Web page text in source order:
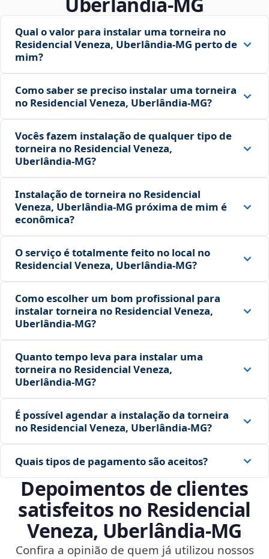
Qual o valor para instalar uma torneira no
Residencial Veneza, Uberlândia‑MG perto de
mim?
Como saber se preciso instalar uma torneira
no Residencial Veneza, Uberlândia‑MG?
Vocês fazem instalação de qualquer tipo de
torneira no Residencial Veneza,
Uberlândia‑MG?
Instalação de torneira no Residencial
Veneza, Uberlândia‑MG próxima de mim é
econômica?
O serviço é totalmente feito no local no
Residencial Veneza, Uberlândia‑MG?
Como escolher um bom profissional para
instalar torneira no Residencial Veneza,
Uberlândia‑MG?
Quanto tempo leva para instalar uma
torneira no Residencial Veneza,
Uberlândia‑MG?
É possível agendar a instalação da torneira
no Residencial Veneza, Uberlândia‑MG?
Quais tipos de pagamento são aceitos?
Depoimentos de clientes
satisfeitos no Residencial
Veneza, Uberlândia‑MG
Confira a opinião de quem já utilizou nossos